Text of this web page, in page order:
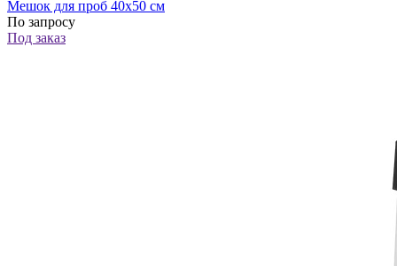
Мешок для проб 40х50 см
По запросу
Под заказ